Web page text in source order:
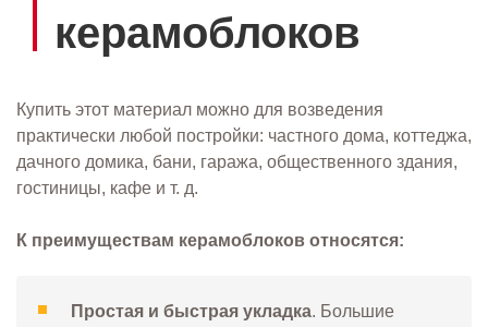
керамоблоков
Купить этот материал можно для возведения
практически любой постройки: частного дома, коттеджа,
дачного домика, бани, гаража, общественного здания,
гостиницы, кафе и т. д.
К преимуществам керамоблоков относятся:
Простая и быстрая укладка. Большие